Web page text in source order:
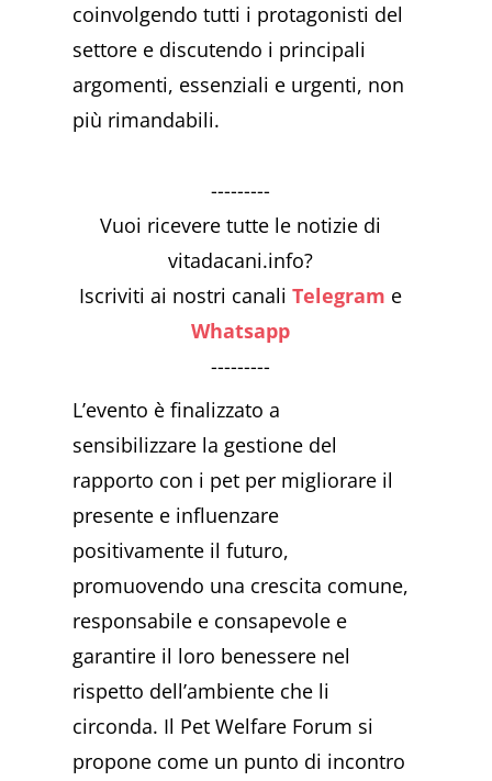
coinvolgendo tutti i protagonisti del
settore e discutendo i principali
argomenti, essenziali e urgenti, non
più rimandabili.
---------
Vuoi ricevere tutte le notizie di
vitadacani.info?
Iscriviti ai nostri canaliTelegram e
Whatsapp
---------
L’evento è finalizzato a
sensibilizzare la gestione del
rapporto con i pet per migliorare il
presente e influenzare
positivamente il futuro,
promuovendo una crescita comune,
responsabile e consapevole e
garantire il loro benessere nel
rispetto dell’ambiente che li
circonda. Il Pet Welfare Forum si
propone come un punto di incontro